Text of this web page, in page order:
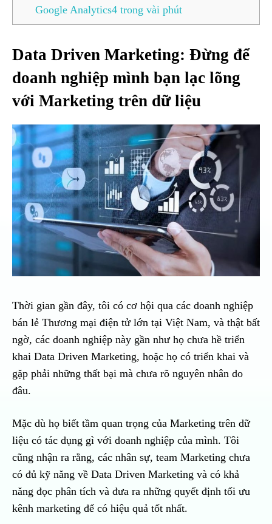
Google Analytics4 trong vài phút
Data Driven Marketing: Đừng để
doanh nghiệp mình bạn lạc lõng
với Marketing trên dữ liệu
Thời gian gần đây, tôi có cơ hội qua các doanh nghiệp
bán lẻ Thương mại điện tử lớn tại Việt Nam, và thật bất
ngờ, các doanh nghiệp này gần như họ chưa hề triển
khai Data Driven Marketing, hoặc họ có triển khai và
gặp phải những thất bại mà chưa rõ nguyên nhân do
đâu.
Mặc dù họ biết tầm quan trọng của Marketing trên dữ
liệu có tác dụng gì với doanh nghiệp của mình. Tôi
cũng nhận ra rằng, các nhân sự, team Marketing chưa
có đủ kỹ năng về Data Driven Marketing và có khả
năng đọc phân tích và đưa ra những quyết định tối ưu
kênh marketing để có hiệu quả tốt nhất.